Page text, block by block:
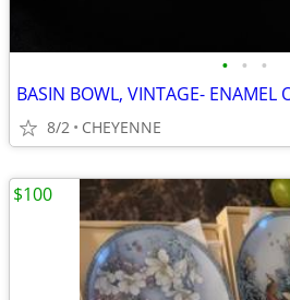
• • •
BASIN BOWL, VINTAGE- ENAMEL
8/2 CHEYENNE
$100